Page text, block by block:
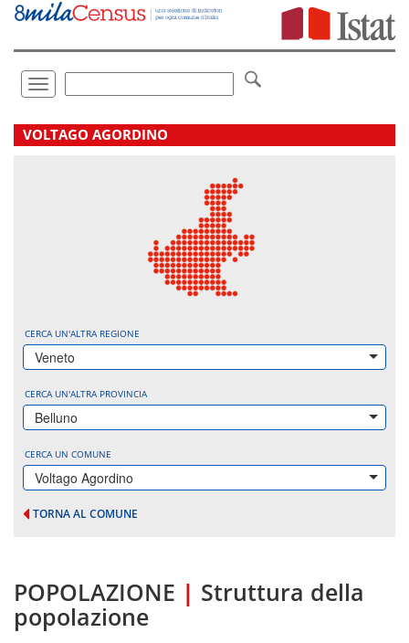
Vai
direttamente
Toggle
navigation
.
VOLTAGO AGORDINO
CERCA UN'ALTRA REGIONE
Veneto
CERCA UN'ALTRA PROVINCIA
Belluno
CERCA UN COMUNE
Voltago Agordino
TORNA AL COMUNE
POPOLAZIONE | Struttura della
popolazione